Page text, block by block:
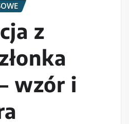
z
wzór i